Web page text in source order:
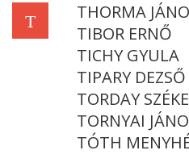
T
THORMA
TIBOR ERNŐ
TICHY GYULA
TIPARY DEZSŐ
TORDAY
TORNYAI
TÓTH